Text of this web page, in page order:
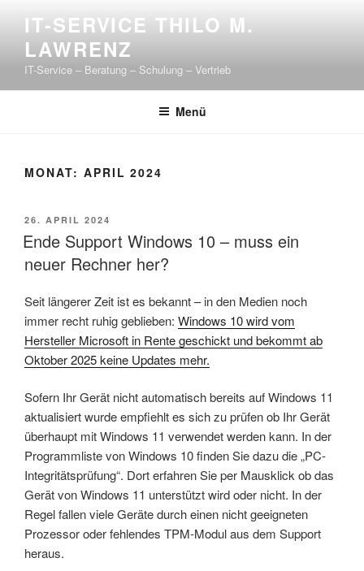
springen
IT-SERVICE THILO M.
LAWRENZ
IT-Service – Beratung – Schulung – Vertrieb
Menü
MONAT: APRIL 2024
VERÖFFENTLICHT
AM
26. APRIL 2024
Ende Support Windows 10 – muss ein
neuer Rechner her?
Seit längerer Zeit ist es bekannt – in den Medien noch
immer recht ruhig geblieben: Windows 10 wird vom
Hersteller Microsoft in Rente geschickt und bekommt ab
Oktober 2025 keine Updates mehr.
Sofern Ihr Gerät nicht automatisch bereits auf Windows 11
aktualisiert wurde empfiehlt es sich zu prüfen ob Ihr Gerät
überhaupt mit Windows 11 verwendet werden kann. In der
Programmliste von Windows 10 finden Sie dazu die „PC-
Integritätsprüfung“. Dort erfahren Sie per Mausklick ob das
Gerät von Windows 11 unterstützt wird oder nicht. In der
Regel fallen viele Geräte durch einen nicht geeigneten
Prozessor oder fehlendes TPM-Modul aus dem Support
heraus.